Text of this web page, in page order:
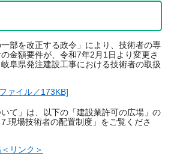
部を改正する政令」により、技術者の専
金額要件が、令和7年2月1日より変更さ
阜県発注建設工事における技術者の取扱
ァイル／173KB]
て」は、以下の「建設業許可の広場」の
7.現場技術者の配置制度」をご覧くださ
リンク＞